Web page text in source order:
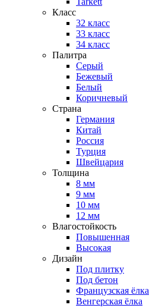
Класс
32 класс
33 класс
34 класс
Палитра
Серый
Бежевый
Белый
Коричневый
Страна
Германия
Китай
Россия
Турция
Швейцария
Толщина
8 мм
9 мм
10 мм
12 мм
Влагостойкость
Повышенная
Высокая
Дизайн
Под плитку
Под бетон
Французская ёлка
Венгерская ёлка